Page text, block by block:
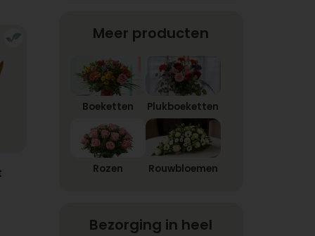
Meer producten
Boeketten Plukboeketten
Rozen Rouwbloemen
Bezorging in heel